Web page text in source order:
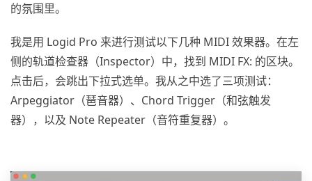
的氛围里。
我是用 Logid Pro 来进行测试以下几种 MIDI 效果器。在左
侧的轨道检查器（Inspector）中，找到 MIDI FX: 的区块。
点击后，会跳出下拉式选单。我从之中选了三项测试：
Arpeggiator（琶音器）、Chord Trigger（和弦触发
器），以及 Note Repeater（音符重复器）。